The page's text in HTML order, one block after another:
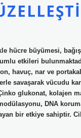
büyümesi,
etkileri
havuç, nar ve
savaşarak vücudu
Çinko glukonat,
DNA
bir etkiye sahiptir.